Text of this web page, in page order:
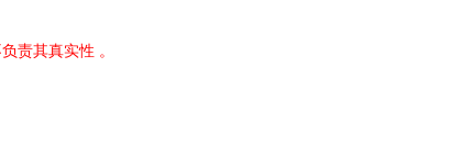
责其真实性 。